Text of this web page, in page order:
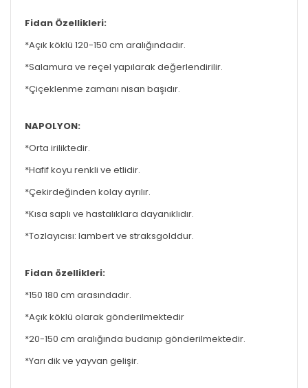
Fidan Özellikleri:
*Açık köklü 120-150 cm aralığındadır.
*Salamura ve reçel yapılarak değerlendirilir.
*Çiçeklenme zamanı nisan başıdır.
NAPOLYON:
*Orta iriliktedir.
*Hafif koyu renkli ve etlidir.
*Çekirdeğinden kolay ayrılır.
*Kısa saplı ve hastalıklara dayanıklıdır.
*Tozlayıcısı: lambert ve straksgolddur.
Fidan özellikleri:
*150 180 cm arasındadır.
*Açık köklü olarak gönderilmektedir
*20-150 cm aralığında budanıp gönderilmektedir.
*Yarı dik ve yayvan gelişir.